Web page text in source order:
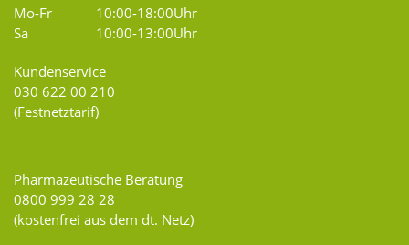
Mo-Fr
10:00-18:00Uhr
Sa
10:00-13:00Uhr
Kundenservice
030 622 00 210
(Festnetztarif)
Pharmazeutische Beratung
0800 999 28 28
(kostenfrei aus dem dt. Netz)